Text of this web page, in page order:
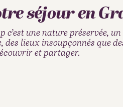
séjour en
c’est une nature préservée,
lieux insoupçonnés que
et partager.